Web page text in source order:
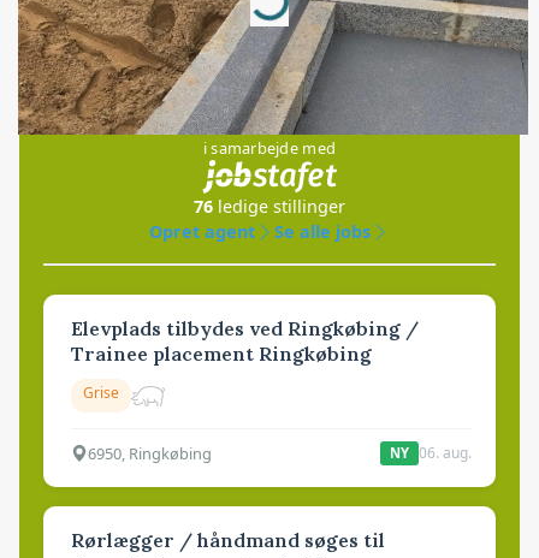
Jobs
i samarbejde med
76 ledige stillinger
Opret agent
Se alle jobs
Elevplads tilbydes ved Ringkøbing /
Trainee placement Ringkøbing
Grise
6950, Ringkøbing NY 06. aug.
Rørlægger / håndmand søges til